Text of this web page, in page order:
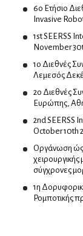
Φυματιολόγοι
Ρευματολόγοι
Φυσίατροι
Οστεοπαθητικοί
6o Ετήσιο
Invasive
1st SEERSS
November
1o Διεθνές
Λεμεσός
2ο Διεθνές
Ευρώπης,
2nd SEERSS
October 10th
Οργάνωση ώς
σύγχρονες
1η
Ρομποτικής